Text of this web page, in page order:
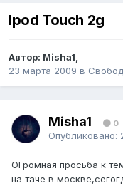
Ipod Touch 2g
Автор: Misha1,
23 марта 2009 в
Misha1 0
Опубликовано:
ОГромная просьба к
на таче в